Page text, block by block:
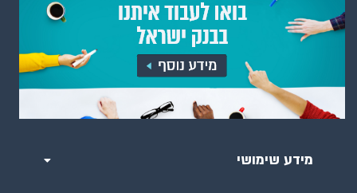
מידע שימושי